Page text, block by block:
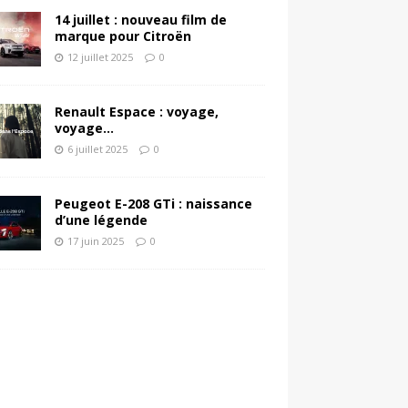
14 juillet : nouveau film de
marque pour Citroën
12 juillet 2025 0
Renault Espace : voyage,
voyage…
6 juillet 2025 0
Peugeot E-208 GTi : naissance
d’une légende
17 juin 2025 0